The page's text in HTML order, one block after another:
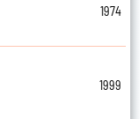
1974
1999